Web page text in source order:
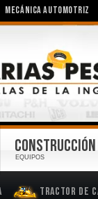
MECÁNICA AUTOMOTRIZ
Tractor de
CONSTRUCCIÓN
EQUIPOS